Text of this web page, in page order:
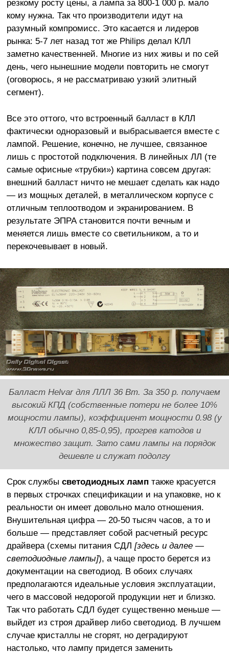
резкому росту цены, а лампа за 800-1 000 р. мало
кому нужна. Так что производители идут на
разумный компромисс. Это касается и лидеров
рынка: 5-7 лет назад тот же Philips делал КЛЛ
заметно качественней. Многие из них живы и по сей
день, чего нынешние модели повторить не смогут
(оговорюсь, я не рассматриваю узкий элитный
сегмент).
Все это оттого, что встроенный балласт в КЛЛ
фактически одноразовый и выбрасывается вместе с
лампой. Решение, конечно, не лучшее, связанное
лишь с простотой подключения. В линейных ЛЛ (те
самые офисные «трубки») картина совсем другая:
внешний балласт ничто не мешает сделать как надо
— из мощных деталей, в металлическом корпусе с
отличным теплоотводом и экранированием. В
результате ЭПРА становится почти вечным и
меняется лишь вместе со светильником, а то и
перекочевывает в новый.
Балласт Helvar для ЛЛЛ 36 Вт. За 350 р. получаем
высокий КПД (собственные потери не более 10%
мощности лампы), коэффициент мощности 0.98 (у
КЛЛ обычно 0,85-0,95), прогрев катодов и
множество защит. Зато сами лампы на порядок
дешевле и служат подолгу
Срок службы светодиодных ламп также красуется
в первых строчках спецификации и на упаковке, но к
реальности он имеет довольно мало отношения.
Внушительная цифра — 20-50 тысяч часов, а то и
больше — представляет собой расчетный ресурс
драйвера (схемы питания СДЛ [здесь и далее —
светодиодные лампы]), а чаще просто берется из
документации на светодиод. В обоих случаях
предполагаются идеальные условия эксплуатации,
чего в массовой недорогой продукции нет и близко.
Так что работать СДЛ будет существенно меньше —
выйдет из строя драйвер либо светодиод. В лучшем
случае кристаллы не сгорят, но деградируют
настолько, что лампу придется заменить